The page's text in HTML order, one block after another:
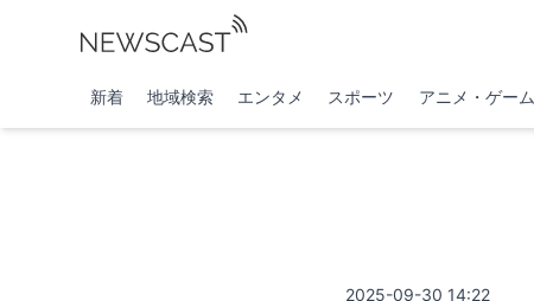
新着 地域検索 エンタメ スポーツ アニメ・ゲーム
2025-09-30 14:22